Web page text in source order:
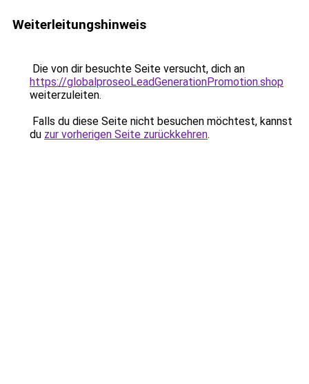
Weiterleitungshinweis
Die von dir besuchte Seite versucht, dich an
https://globalproseoLeadGenerationPromotion.shop
weiterzuleiten.
Falls du diese Seite nicht besuchen möchtest, kannst
du zur vorherigen Seite zurückkehren.